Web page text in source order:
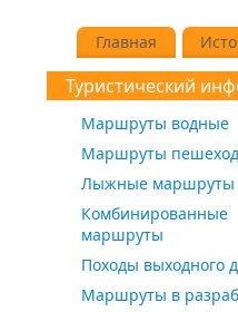
Главная
Туристический
Маршруты водные
Маршруты
Лыжные маршруты
Комбинированные
маршруты
Походы выходного
Маршруты в